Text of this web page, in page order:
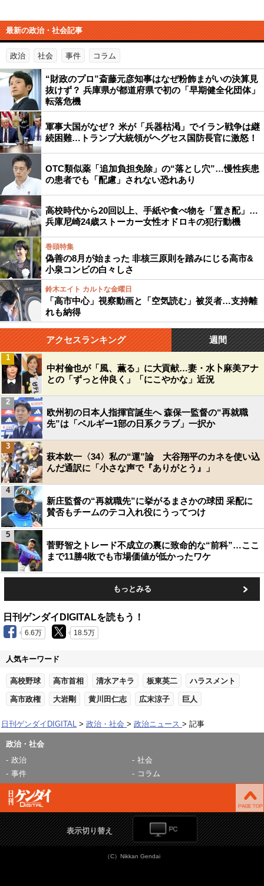
最新の政治・社会記事
政治 社会 事件 コラム
“財政のプロ”斎藤元彦知事はなぜ粉飾まがいの決算見
抜けず？ 兵庫県が都道府県で初の「早期健全化団体」
転落危機
軍事大国がなぜ？ 米が「兵器枯渇」でイラン戦争は継
続困難…トランプ大統領がヘグセス国防長官に激怒！
OTC類似薬「追加負担免除」の“落とし穴”…慢性疾患
の患者でも「配慮」されない恐れあり
高校時代から20回以上、手紙や食べ物を「置き配」…
兵庫尼崎24歳ストーカー女性オドロキの犯行動機
巻頭特集
偽善の8月が始まった 非核三原則を踏みにじる高市&
小泉コンビの白々しさ
鈴木エイト カルトな金曜日
「高市中心」視察動画と「空気読む」被災者…支持離
れも納得
アクセスランキング 週間
中村倫也が「風、薫る」に大貢献…妻・水卜麻美アナ
との「ずっと仲良く」「にこやかな」近況
1
欧州初の日本人指揮官誕生へ 森保一監督の“再就職
先”は「ベルギー1部の日系クラブ」一択か
2
萩本欽一〈34〉私の“運”論 大谷翔平のカネを使い込
んだ通訳に「小さな声で『ありがとう』」
3
新庄監督の“再就職先”に挙がるまさかの球団 采配に
賛否もチームのテコ入れ役にうってつけ
4
菅野智之トレード不成立の裏に致命的な“前科”…ここ
まで11勝4敗でも市場価値が低かったワケ
5
もっとみる
日刊ゲンダイDIGITALを読もう！
6.6万 18.5万
人気キーワード
高校野球 高市首相 清水アキラ 板東英二 ハラスメント
高市政権 大岩剛 黄川田仁志 広末涼子 巨人
日刊ゲンダイDIGITAL 政治・社会 政治ニュース 記事
政治・社会
政治
社会
事件
コラム
表示切り替え
（C）Nikkan Gendai